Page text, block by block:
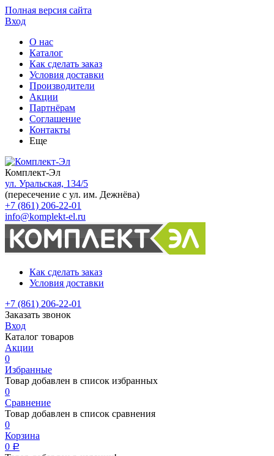
Полная версия сайта
Вход
О нас
Каталог
Как сделать заказ
Условия доставки
Производители
Акции
Партнёрам
Соглашение
Контакты
Еще
Комплект-Эл
ул. Уральская, 134/5
(пересечение с ул. им. Дежнёва)
+7 (861) 206-22-01
info@komplekt-el.ru
Как сделать заказ
Условия доставки
+7 (861) 206-22-01
Заказать звонок
Вход
Каталог товаров
Акции
0
Избранные
Товар добавлен в список избранных
0
Сравнение
Товар добавлен в список сравнения
0
Корзина
0 Р